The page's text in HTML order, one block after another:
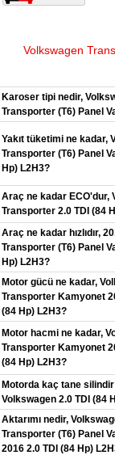
Volkswagen
Karoser tipi nedir,
Transporter (T6) Panel
Yakıt tüketimi ne kadar,
Transporter (T6) Panel
Hp) L2H3?
Araç ne kadar ECO'dur,
Transporter 2.0 TDI (84
Araç ne kadar hızlıdır,
Transporter (T6) Panel
Hp) L2H3?
Motor gücü ne kadar,
Transporter Kamyonet
(84 Hp) L2H3?
Motor hacmi ne kadar,
Transporter Kamyonet
(84 Hp) L2H3?
Motorda kaç tane
Volkswagen 2.0 TDI (84
Aktarımı nedir,
Transporter (T6) Panel
2016 2.0 TDI (84 Hp)